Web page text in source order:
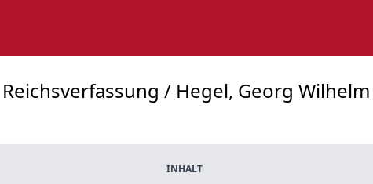
/ Hegel, Georg
INHALT